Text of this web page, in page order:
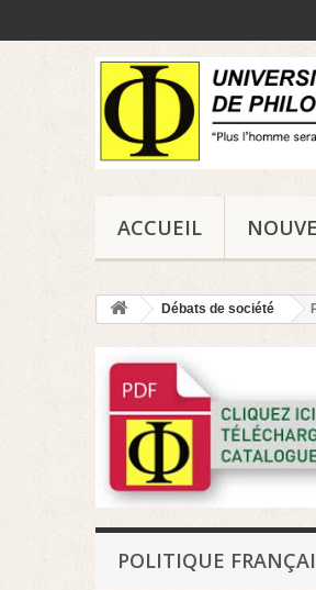
ACCUEIL
Débats de société
POLITIQUE